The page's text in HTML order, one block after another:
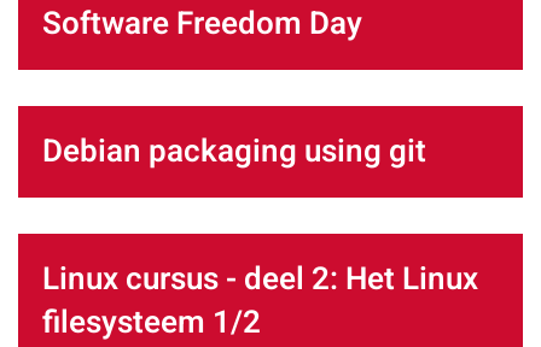
Software Freedom Day
Debian packaging using git
Linux cursus - deel 2: Het Linux
filesysteem 1/2